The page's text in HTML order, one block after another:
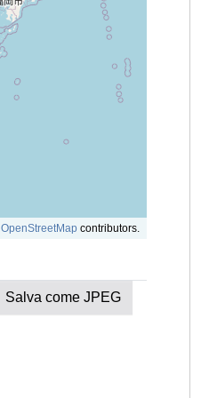
OpenStreetMap contributors.
Salva come JPEG